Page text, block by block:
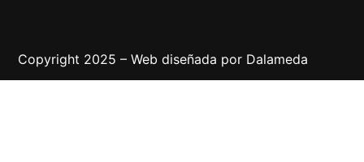
Copyright 2025 – Web diseñada por Dalameda